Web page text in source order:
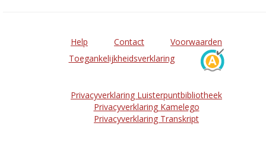
Help Contact
Voorwaarden
Toegankelijkheidsverklaring
Privacyverklaring Luisterpuntbibliotheek
Privacyverklaring Kamelego
Privacyverklaring Transkript